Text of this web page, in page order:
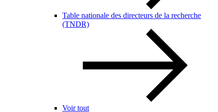
Table nationale des directeurs de la recherche
(TNDR)
Voir tout